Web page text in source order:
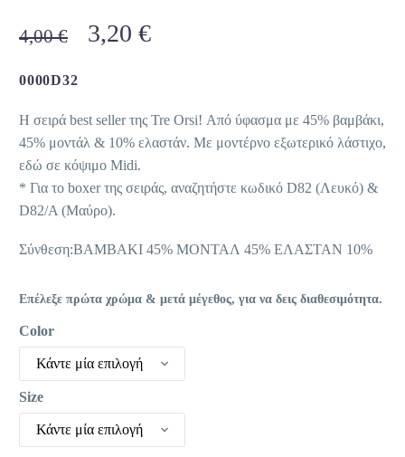
4,00€
Original
4,00 €.
3,20 €Η
είναι:
3,20 €.
0000D32
Η σειρά best seller της Tre Orsi! Από ύφασμα με 45% βαμβάκι,
45% μοντάλ & 10% ελαστάν. Με μοντέρνο εξωτερικό λάστιχο,
εδώ σε κόψιμο Midi.
* Για το boxer της σειράς, αναζητήστε κωδικό D82 (Λευκό) &
D82/A (Μαύρο).
Σύνθεση:ΒΑΜΒΑΚΙ 45% ΜΟΝΤΑΛ 45% ΕΛΑΣΤΑΝ 10%
Επέλεξε πρώτα χρώμα & μετά μέγεθος, για να δεις διαθεσιμότητα.
Color
Κάντε μία επιλογή
Size
Κάντε μία επιλογή